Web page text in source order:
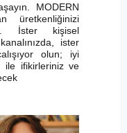
MODERN
üretkenliğinizi
İster kişisel
ister
olun; iyi
ile ifikirleriniz ve